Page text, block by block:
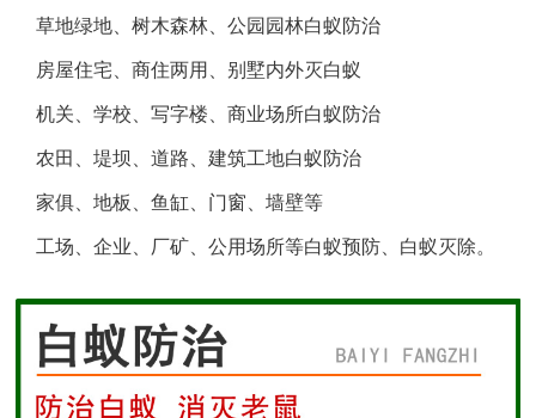
扬中白蚁防治
句容白蚁防治
响水白蚁防治
滨海白蚁防治
阜宁白蚁防治
射阳白蚁防治
建湖白蚁防治
草地绿地、树木森林、公园园林白蚁防治
房屋住宅、商住两用、别墅内外灭白蚁
机关、学校、写字楼、商业场所白蚁防治
农田、堤坝、道路、建筑工地白蚁防治
家俱、地板、鱼缸、门窗、墙壁等
工场、企业、厂矿、公用场所等白蚁预防、白蚁灭除。